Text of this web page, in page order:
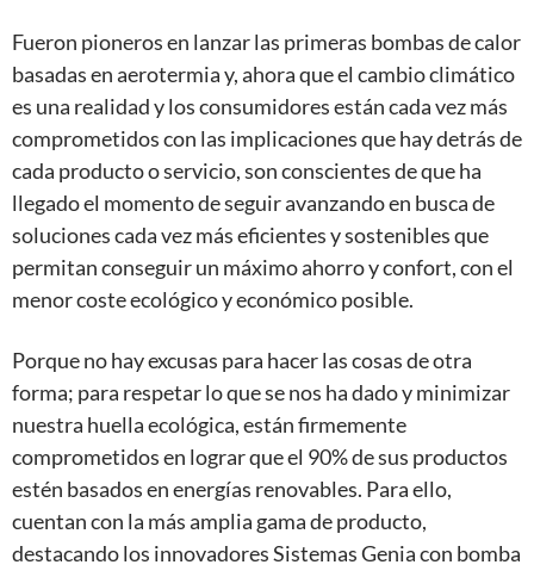
Fueron pioneros en lanzar las primeras bombas de calor
basadas en aerotermia y, ahora que el cambio climático
es una realidad y los consumidores están cada vez más
comprometidos con las implicaciones que hay detrás de
cada producto o servicio, son conscientes de que ha
llegado el momento de seguir avanzando en busca de
soluciones cada vez más eficientes y sostenibles que
permitan conseguir un máximo ahorro y confort, con el
menor coste ecológico y económico posible.
Porque no hay excusas para hacer las cosas de otra
forma; para respetar lo que se nos ha dado y minimizar
nuestra huella ecológica, están firmemente
comprometidos en lograr que el 90% de sus productos
estén basados en energías renovables. Para ello,
cuentan con la más amplia gama de producto,
destacando los innovadores Sistemas Genia con bomba